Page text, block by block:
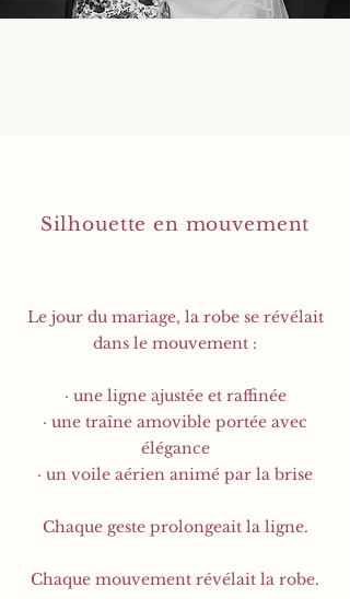
Silhouette en mouvement
Le jour du mariage, la robe se révélait
dans le mouvement :
· une ligne ajustée et raffinée
· une traîne amovible portée avec
élégance
· un voile aérien animé par la brise
Chaque geste prolongeait la ligne.
Chaque mouvement révélait la robe.